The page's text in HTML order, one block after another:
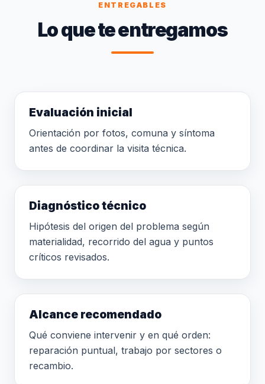
ENTREGABLES
Lo que te entregamos
Evaluación inicial
Orientación por fotos, comuna y síntoma
antes de coordinar la visita técnica.
Diagnóstico técnico
Hipótesis del origen del problema según
materialidad, recorrido del agua y puntos
críticos revisados.
Alcance recomendado
Qué conviene intervenir y en qué orden:
reparación puntual, trabajo por sectores o
recambio.